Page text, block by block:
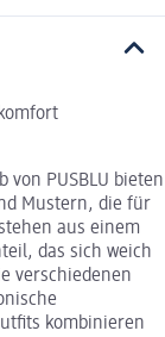
von PUSBLU bieten
Mustern, die für
aus einem
das sich weich
verschiedenen
kombinieren